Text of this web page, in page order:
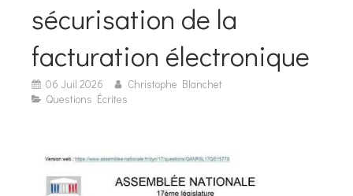
sécurisation de la
facturation électronique
06 Juil 2026
Christophe Blanchet
Questions Écrites